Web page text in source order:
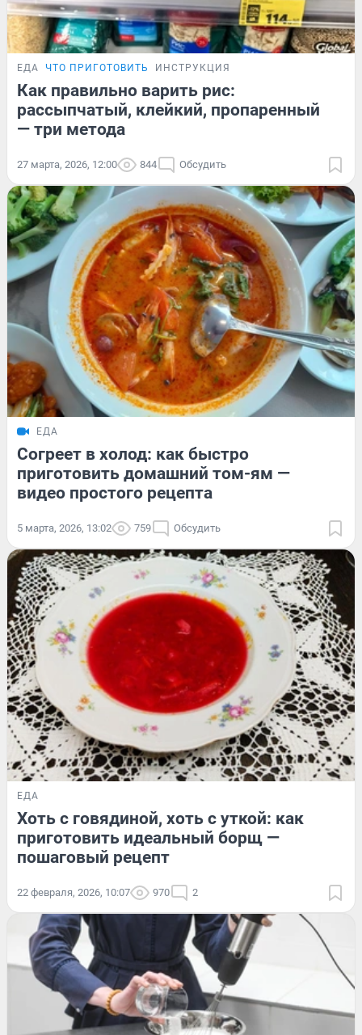
ЕДА ЧТО ПРИГОТОВИТЬ ИНСТРУКЦИЯ
Как правильно варить рис:
рассыпчатый, клейкий, пропаренный
— три метода
27 марта, 2026, 12:00 844 Обсудить
ЕДА
Согреет в холод: как быстро
приготовить домашний том-ям —
видео простого рецепта
5 марта, 2026, 13:02 759 Обсудить
ЕДА
Хоть с говядиной, хоть с уткой: как
приготовить идеальный борщ —
пошаговый рецепт
22 февраля, 2026, 10:07 970 2